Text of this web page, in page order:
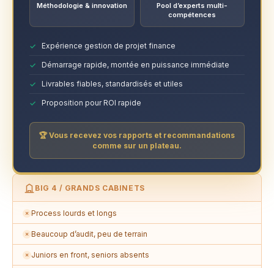
Méthodologie & innovation
Pool d’experts multi-
compétences
Expérience gestion de projet finance
Démarrage rapide, montée en puissance immédiate
Livrables fiables, standardisés et utiles
Proposition pour ROI rapide
🏆 Vous recevez vos rapports et recommandations
comme sur un plateau.
BIG 4 / GRANDS CABINETS
✗ Process lourds et longs
✗ Beaucoup d’audit, peu de terrain
✗ Juniors en front, seniors absents